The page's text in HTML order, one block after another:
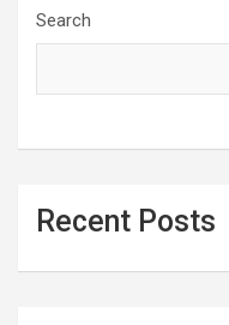
Search
Recent Posts